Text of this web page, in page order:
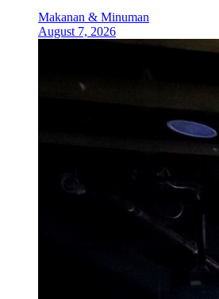
Makanan & Minuman
August 7, 2026